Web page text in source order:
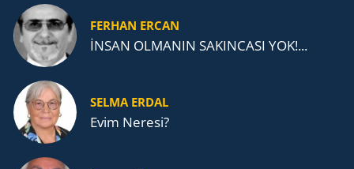
FERHAN ERCAN
İNSAN OLMANIN SAKINCASI YOK!...
SELMA ERDAL
Evim Neresi?